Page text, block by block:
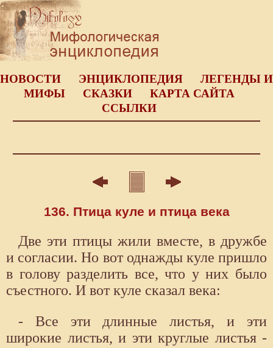
НОВОСТИ ЭНЦИКЛОПЕДИЯ
ЛЕГЕНДЫ И
МИФЫ
СКАЗКИ
КАРТА САЙТА
ССЫЛКИ
136. Птица куле и птица века
Две эти птицы жили вместе, в дружбе
и согласии. Но вот однажды куле пришло
в голову разделить все, что у них было
съестного. И вот куле сказал века:
- Все эти длинные листья, и эти
широкие листья, и эти круглые листья -